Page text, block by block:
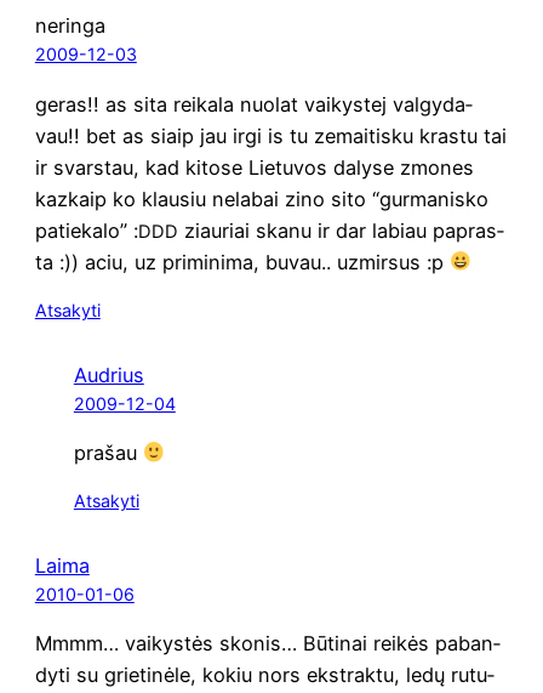
neringa
2009-12-03
geras!! as sita rei­ka­la nuo­lat vai­kys­tej val­gy­da­
vau!! bet as siaip jau irgi is tu zemai­ti­sku kras­tu tai
ir svars­tau, kad kito­se Lie­tu­vos daly­se zmo­nes
kazkaip ko klau­siu nela­bai zino sito “gur­ma­nisko
patie­ka­lo” :DDD ziau­riai ska­nu ir dar labiau papras­
ta :)) aciu, uz pri­mi­ni­ma, buvau.. uzmir­sus :p
Atsakyti
Audrius
2009-12-04
pra­šau
Atsakyti
Laima
2010-01-06
Mmmm… vai­kys­tės sko­nis… Būti­nai rei­kės paban­
dy­ti su grie­ti­nė­le, kokiu nors ekst­rak­tu, ledų rutu­